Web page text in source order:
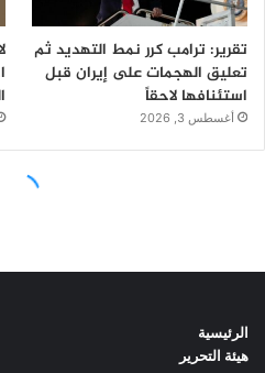
الرئيسية
هيئة التحرير